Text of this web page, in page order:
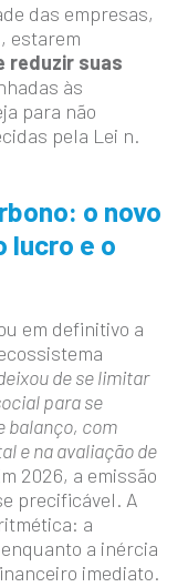
das empresas,
estarem
reduzir suas
às
para não
pela Lei n.
o novo
lucro e o
em definitivo a
de se limitar
para se
balanço, com
e na avaliação de
2026, a emissão
precificável. A
a
a inércia
imediato.